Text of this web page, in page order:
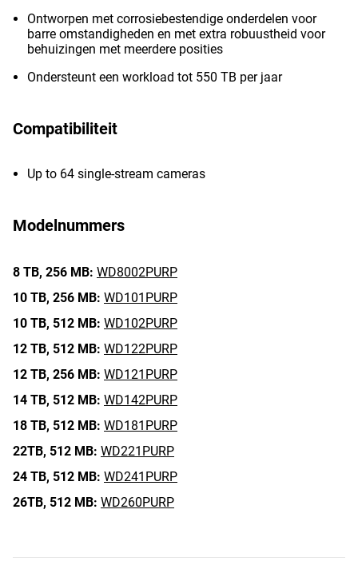
Ontworpen met corrosiebestendige onderdelen voor
barre omstandigheden en met extra robuustheid voor
behuizingen met meerdere posities
Ondersteunt een workload tot 550 TB per jaar
Compatibiliteit
Up to 64 single-stream cameras
Modelnummers
8 TB, 256 MB: WD8002PURP
10 TB, 256 MB: WD101PURP
10 TB, 512 MB: WD102PURP
12 TB, 512 MB: WD122PURP
12 TB, 256 MB: WD121PURP
14 TB, 512 MB: WD142PURP
18 TB, 512 MB: WD181PURP
22TB, 512 MB: WD221PURP
24 TB, 512 MB: WD241PURP
26TB, 512 MB: WD260PURP